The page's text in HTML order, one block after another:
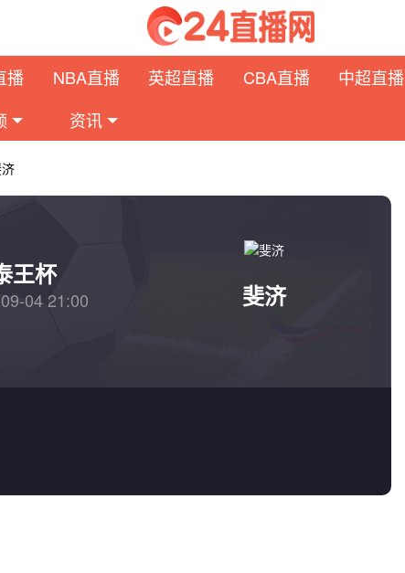
播 NBA直播 英超直播 CBA直播 中超直播
资讯
王杯
04 21:00 斐济